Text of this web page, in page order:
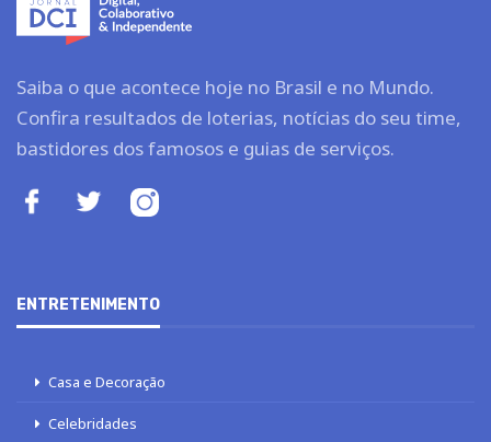
Saiba o que acontece hoje no Brasil e no Mundo.
Confira resultados de loterias, notícias do seu time,
bastidores dos famosos e guias de serviços.
ENTRETENIMENTO
Casa e Decoração
Celebridades